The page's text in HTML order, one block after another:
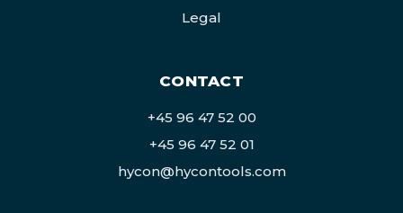
Legal
CONTACT
+45 96 47 52 00
+45 96 47 52 01
hycon@hycontools.com